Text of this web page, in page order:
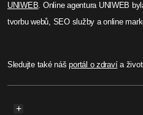
UNIWEB. Online agentura UNIWEB
tvorbu webů, SEO služby a online
Sledujte také nášportál o zdravía
+